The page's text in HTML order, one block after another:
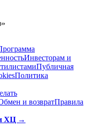
Инвесторам и
Публичная
Политика
и возвратПравила
ХЦ →